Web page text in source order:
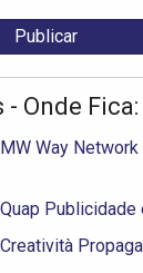
Onde Fica:
MW Way
Quap Publicidade
Creatività